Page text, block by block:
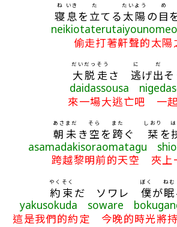
寝
ね
息
いき
を 立
た
てる 太陽
たいよう
の 目
め
偷走打著鼾聲的太陽
大脱走
だいだっそう
さ 逃
に
げ出
だ
daidassousa
來一場大逃亡吧 一
朝
あさ
未
まだ
き 空
そら
を 跨
また
ぐ 栞
しおり
を
asamadakisoraomatagu
跨越黎明前的天空 夾上
約束
やくそく
だ ソワレ 僕
ぼく
が眠
ねむ
yakusokuda soware
這是我們的約定 今晚的時光將